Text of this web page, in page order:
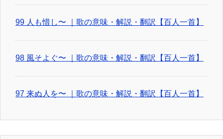
99 人も惜し〜 ｜歌の意味・解説・翻訳【百人一首】
98 風そよぐ〜 ｜歌の意味・解説・翻訳【百人一首】
97 来ぬ人を〜 ｜歌の意味・解説・翻訳【百人一首】